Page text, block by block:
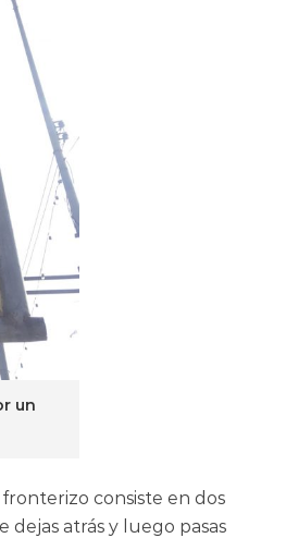
un
fronterizo consiste en dos
dejas atrás y luego pasas